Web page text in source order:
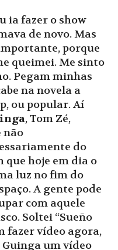
ia fazer o show
de novo. Mas
porque
queimei. Me sinto
Pegam minhas
na novela a
ou popular. Aí
, Tom Zé,
não
do
que hoje em dia o
luz no fim do
A gente pode
com aquele
Soltei “Sueño
fazer vídeo agora,
um vídeo